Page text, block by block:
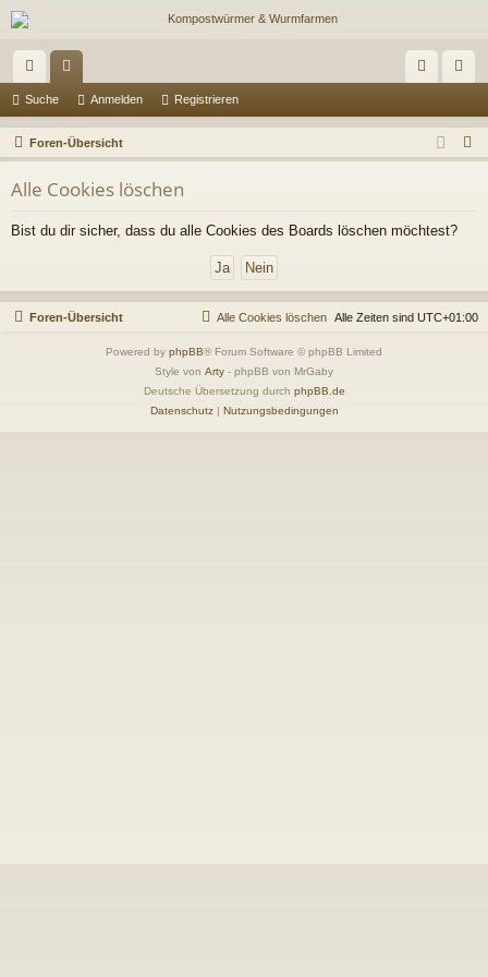
ch
ne
llz
ug
riff
en m
el
n
ist
rie
Suche Anmelden Registrieren
Foren-Übersicht
u
Alle Cookies löschen
Bist du dir sicher, dass du alle Cookies des Boards löschen möchtest?
Foren-Übersicht Alle Zeiten sind UTC+01:00
Alle Cookies löschen
Powered by phpBB® Forum Software © phpBB Limited
Style von Arty - phpBB von MrGaby
Deutsche Übersetzung durch phpBB.de
Datenschutz| Nutzungsbedingungen